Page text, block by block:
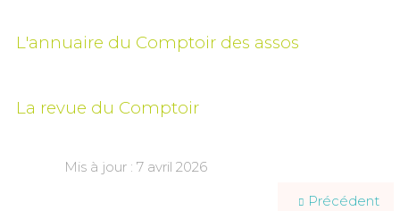
L'annuaire du Comptoir des assos
La revue du Comptoir
Mis à jour : 7 avril 2026
Précédent